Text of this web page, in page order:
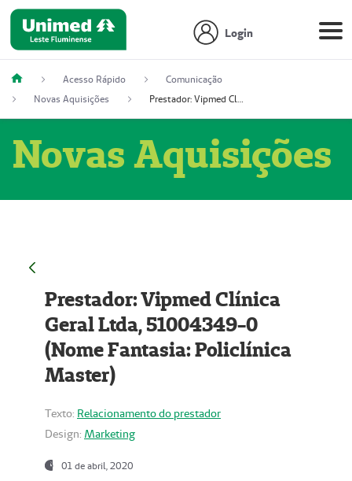
Login
Acesso Rápido
Comunicação
Novas Aquisições
Prestador: Vipmed Clínica Geral Ltda, 51004349-0 (Nome Fantasia: Policlínica Master)
Novas Aquisições
Prestador: Vipmed Clínica
Geral Ltda, 51004349-0
(Nome Fantasia: Policlínica
Master)
Texto: Relacionamento do prestador
Design: Marketing
01 de abril, 2020